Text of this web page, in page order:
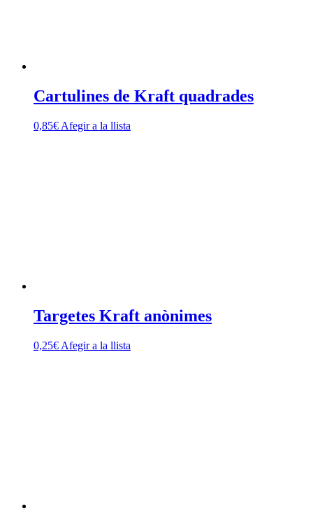
Cartulines de Kraft quadrades
0,85€ Afegir a la llista
Targetes Kraft anònimes
0,25€ Afegir a la llista